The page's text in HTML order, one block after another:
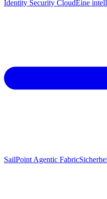
Identity Security CloudEine
SailPoint Agentic Fabric